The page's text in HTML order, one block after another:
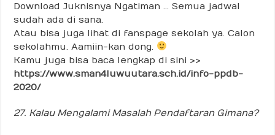
Download Juknisnya Ngatiman … Semua jadwal
sudah ada di sana.
Atau bisa juga lihat di fanspage sekolah ya. Calon
sekolahmu. Aamiin-kan dong.
Kamu juga bisa baca lengkap di sini >>
https://www.sman4luwuutara.sch.id/info-ppdb-
2020/
27. Kalau Mengalami Masalah Pendaftaran Gimana?